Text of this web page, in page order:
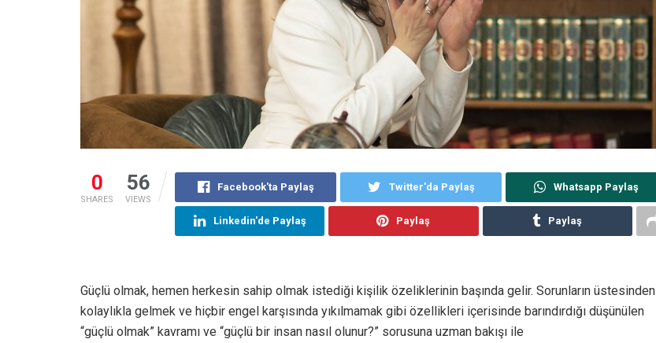
0
SHARES
56
VIEWS
Facebook'ta Paylaş Twitter'da Paylaş Whatsapp Paylaş
Linkedin'de Paylaş Paylaş Paylaş
Güçlü olmak, hemen herkesin sahip olmak istediği kişilik özeliklerinin başında gelir. Sorunların üstesinden
kolaylıkla gelmek ve hiçbir engel karşısında yıkılmamak gibi özellikleri içerisinde barındırdığı düşünülen
“güçlü olmak” kavramı ve “güçlü bir insan nasıl olunur?” sorusuna uzman bakışı ile